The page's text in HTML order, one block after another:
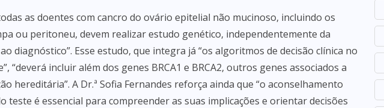
as doentes com cancro do ovário epitelial não mucinoso, incluindo os
ou peritoneu, devem realizar estudo genético, independentemente da
diagnóstico”. Esse estudo, que integra já “os algoritmos de decisão clínica no
“deverá incluir além dos genes BRCA1 e BRCA2, outros genes associados a
hereditária”. A Dr.ª Sofia Fernandes reforça ainda que “o aconselhamento
teste é essencial para compreender as suas implicações e orientar decisões